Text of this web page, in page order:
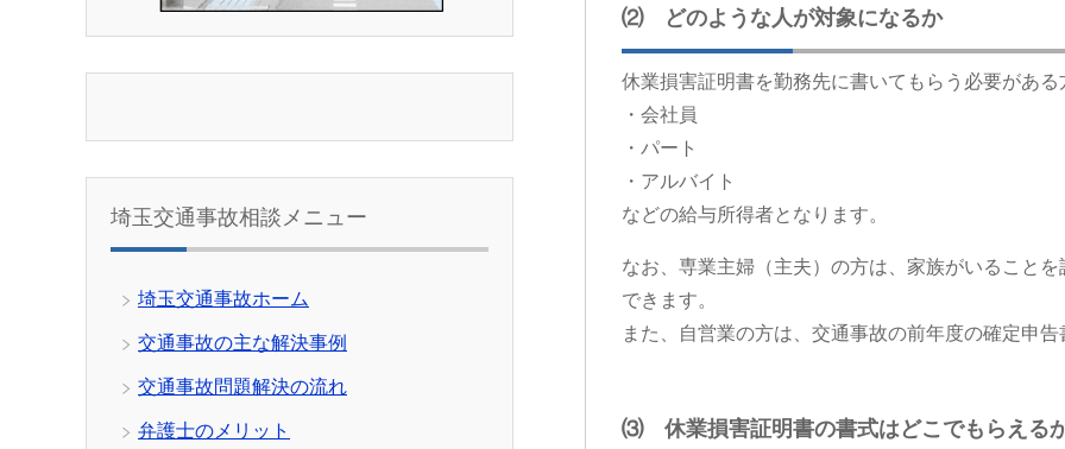
⑵ どのような人が対象になるか
休業損害証明書を勤務先に書いてもらう必要がある
・会社員
・パート
・アルバイト
などの給与所得者となります。
なお、専業主婦（主夫）の方は、家族がいること
できます。
また、自営業の方は、交通事故の前年度の確定申
⑶ 休業損害証明書の書式はどこでもらえる
埼玉交通事故相談メニュー
埼玉交通事故ホーム
交通事故の主な解決事例
交通事故問題解決の流れ
弁護士のメリット